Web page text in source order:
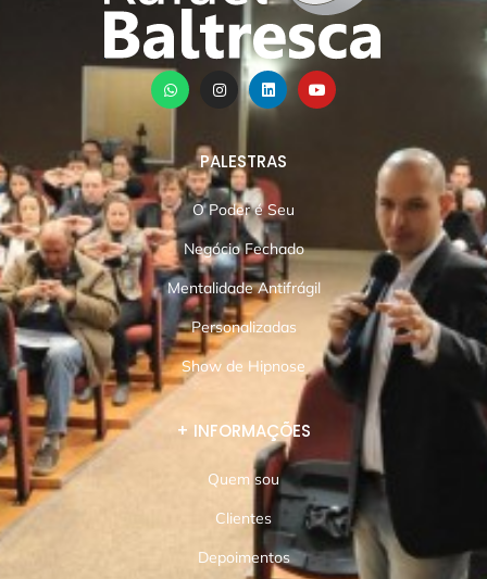
PALESTRAS
O Poder é Seu
Negócio Fechado
Mentalidade Antifrágil
Personalizadas
Show de Hipnose
+ INFORMAÇÕES
Quem sou
Clientes
Depoimentos